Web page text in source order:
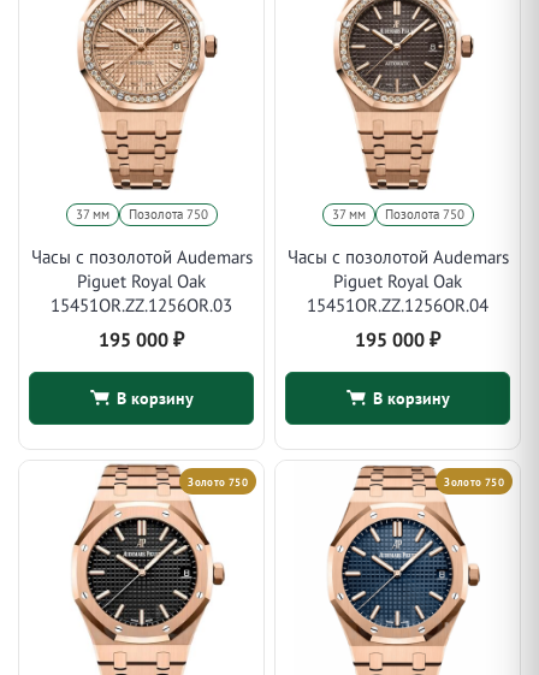
37 мм Позолота 750
Часы с позолотой Audemars
Piguet Royal Oak
15451OR.ZZ.1256OR.03
195 000 ₽
В корзину
37 мм Позолота 750
Часы с позолотой Audemars
Piguet Royal Oak
15451OR.ZZ.1256OR.04
195 000 ₽
В корзину
Золото 750 Золото 750